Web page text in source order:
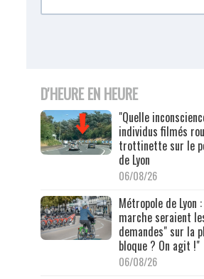
D'HEURE EN HEURE
"Quelle
individus filmés
trottinette sur le
de Lyon
06/08/26
Métropole de Lyon
marche seraient
demandes" sur la
bloque ? On agit !"
06/08/26